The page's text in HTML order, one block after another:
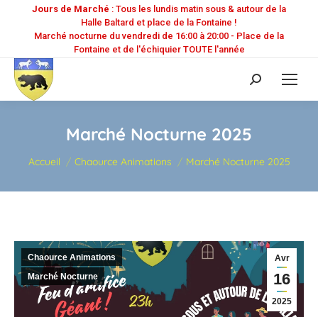
Jours de Marché : Tous les lundis matin sous & autour de la
Halle Baltard et place de la Fontaine !
Marché nocturne du vendredi de 16:00 à 20:00 - Place de la
Fontaine et de l'échiquier TOUTE l'année
Recherche
:
Marché Nocturne 2025
Vous êtes ici :
Accueil Chaource Animations Marché Nocturne 2025
Avr
16
2025
Chaource Animations
Marché Nocturne